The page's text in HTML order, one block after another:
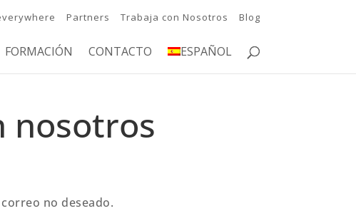
Partners Trabaja con Nosotros Blog
FORMACIÓN CONTACTO ESPAÑOL
nosotros
no deseado.